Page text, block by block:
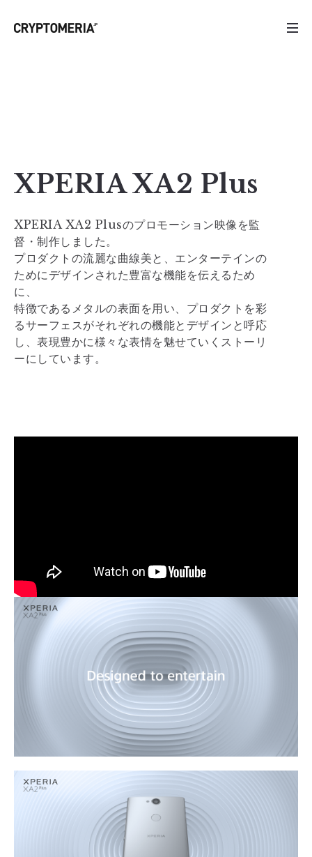
XPERIA XA2 Plus
XPERIA XA2 Plusのプロモーション映像を監
督・制作しました。
プロダクトの流麗な曲線美と、エンターテインの
ためにデザインされた豊富な機能を伝えるため
に、
特徴であるメタルの表面を用い、プロダクトを彩
るサーフェスがそれぞれの機能とデザインと呼応
し、表現豊かに様々な表情を魅せていくストーリ
ーにしています。